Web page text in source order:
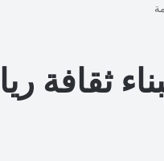
ثقافة